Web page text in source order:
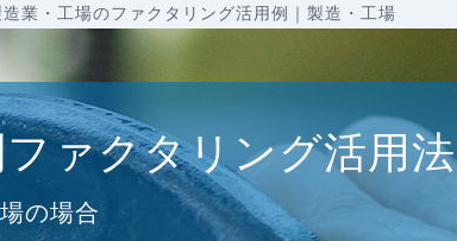
造業・工場のファクタリング活用例｜製造・工場
ァクタリング活用法
の場合